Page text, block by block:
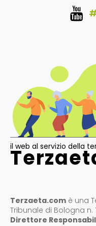
il web al servizio della
Terzaeta.com è una
Tribunale di Bologna n.
Direttore